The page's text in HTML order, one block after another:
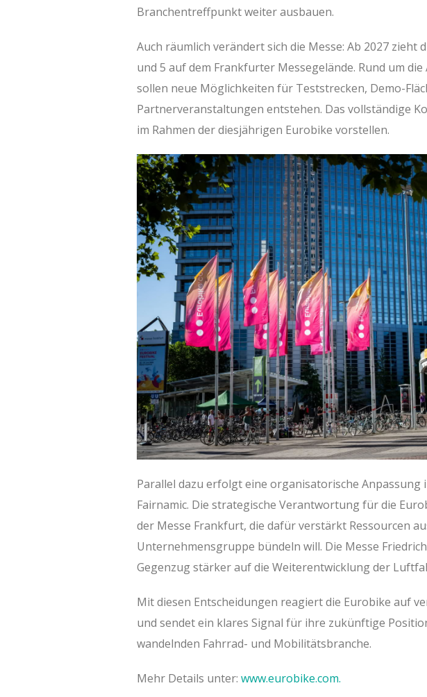
Branchentreffpunkt weiter ausbauen.
Auch räumlich verändert sich die Messe: Ab 2027 zieht
und 5 auf dem Frankfurter Messegelände. Rund um
sollen neue Möglichkeiten für Teststrecken, Demo-
Partnerveranstaltungen entstehen. Das vollständige
im Rahmen der diesjährigen Eurobike vorstellen.
Parallel dazu erfolgt eine organisatorische Anpassung
Fairnamic. Die strategische Verantwortung für die
der Messe Frankfurt, die dafür verstärkt Ressourcen
Unternehmensgruppe bündeln will. Die Messe
Gegenzug stärker auf die Weiterentwicklung der
Mit diesen Entscheidungen reagiert die Eurobike auf
und sendet ein klares Signal für ihre zukünftige
wandelnden Fahrrad- und Mobilitätsbranche.
Mehr Details unter: www.eurobike.com.